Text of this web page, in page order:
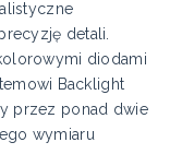
detali.
diodami
Backlight
przez ponad dwie
wymiaru